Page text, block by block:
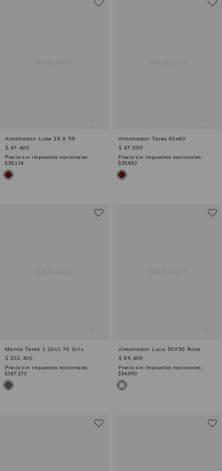
Almohadon Luke 35 X 55
$ 47,400
Precio sin impuestos nacionales:
$39,174
Almohadon Tarek 60x60
$ 47,990
Precio sin impuestos nacionales:
$39,662
Manta Tarek 1.20x1.70 Gris
$ 202,400
Precio sin impuestos nacionales:
$167,273
Almohadon Luca 50X50 Rosa
$ 65,400
Precio sin impuestos nacionales:
$54,050